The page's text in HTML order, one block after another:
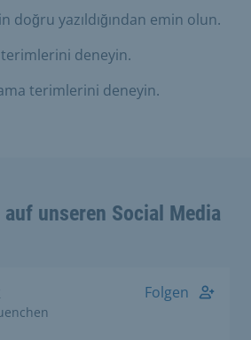
doğru yazıldığından emin olun.
deneyin.
terimlerini deneyin.
unseren Social Media
Folgen